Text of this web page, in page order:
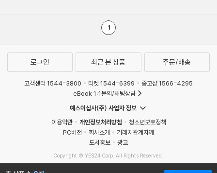
1
로그인 최근 본 상품 주문/배송
고객센터 1544-3800 티켓 1544-6399
중고샵 1566-4295
eBook 1:1문의/채팅상담
예스이십사(주) 사업자 정보
이용약관
개인정보처리방침
청소년보호정책
PC버전
회사소개
거래처관계자께
도서홍보
광고
Copyright © YES24 Corp. All Rights Reserved.
MATOM14